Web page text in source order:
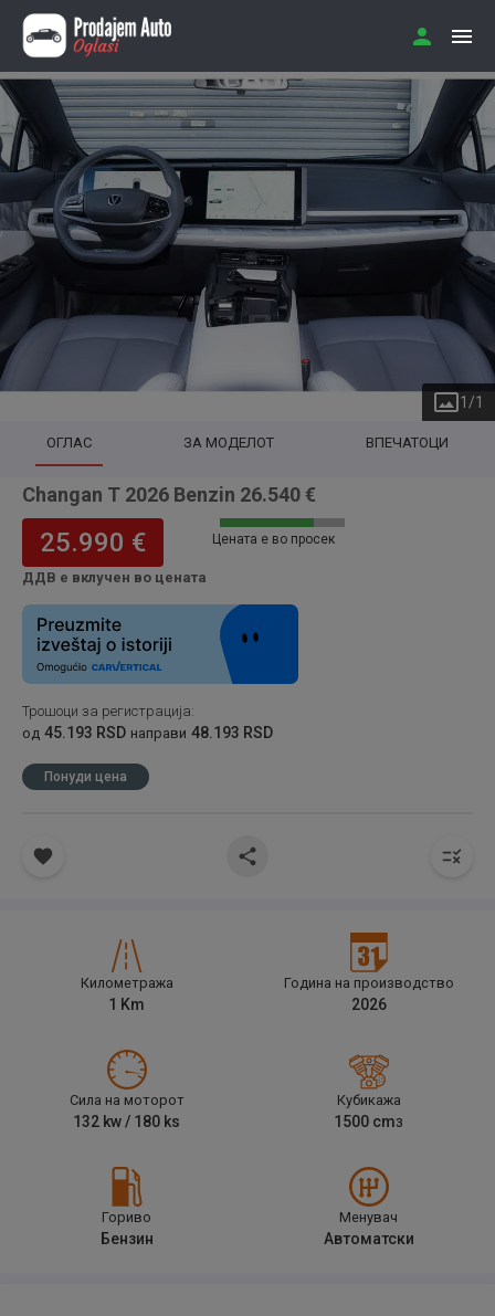
1 /1
ОГЛАС ЗА МОДЕЛОТ ВПЕЧАТОЦИ
Changan T 2026 Benzin 26.540 €
25.990 €
ДДВ е вклучен во цената
Цената е во просек
Трошоци за регистрација:
од 45.193 RSD направи 48.193 RSD
Понуди цена
Километража
1 Km
Година на производство
2026
Сила на моторот
132 kw / 180 ks
Кубикажа
1500 cm3
Гориво
Бензин
Менувач
Автоматски